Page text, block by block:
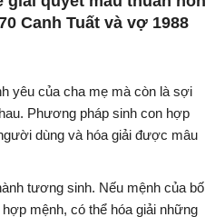
Canh Tuất và vợ 1988
yêu của cha mẹ mà còn là sợi
Phương pháp sinh con hợp
dùng và hóa giải được mâu
tương sinh. Nếu mệnh của bố
mệnh, có thể hóa giải những